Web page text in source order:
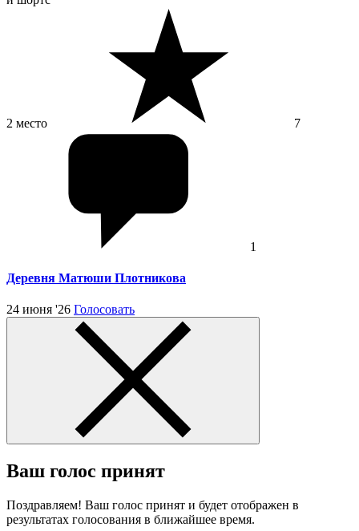
2 место 7
1
Деревня Матюши Плотникова
24 июня '26 Голосовать
Ваш голос принят
Поздравляем! Ваш голос принят и будет отображен в
результатах голосования в ближайшее время.